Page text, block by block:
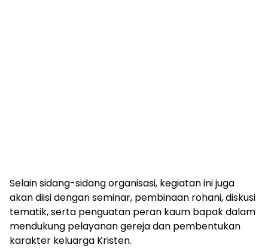
Selain sidang-sidang organisasi, kegiatan ini juga
akan diisi dengan seminar, pembinaan rohani, diskusi
tematik, serta penguatan peran kaum bapak dalam
mendukung pelayanan gereja dan pembentukan
karakter keluarga Kristen.